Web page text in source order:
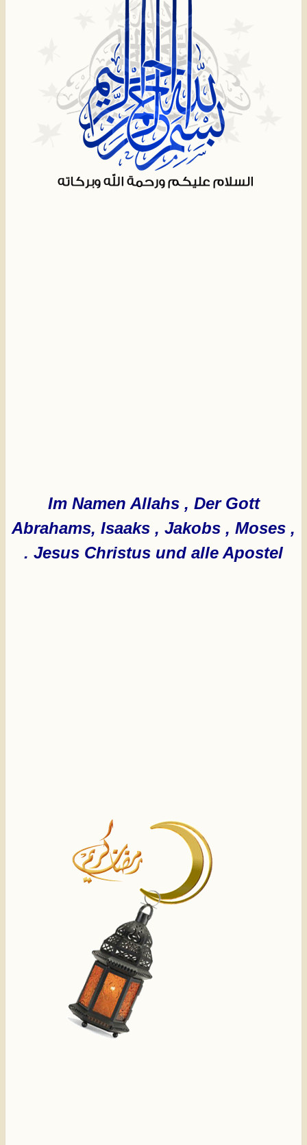
Im Namen Allahs , Der Gott
Abrahams, Isaaks , Jakobs , Moses ,
Jesus Christus und alle Apostel .